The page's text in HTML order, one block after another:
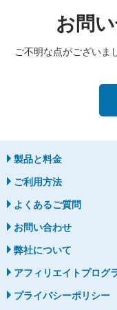
場合は、追加料金が発
お問
ご不明な点がございま
製品と料金
ご利用方法
よくあるご質問
お問い合わせ
弊社について
アフィリエイトプログ
プライバシーポリシー